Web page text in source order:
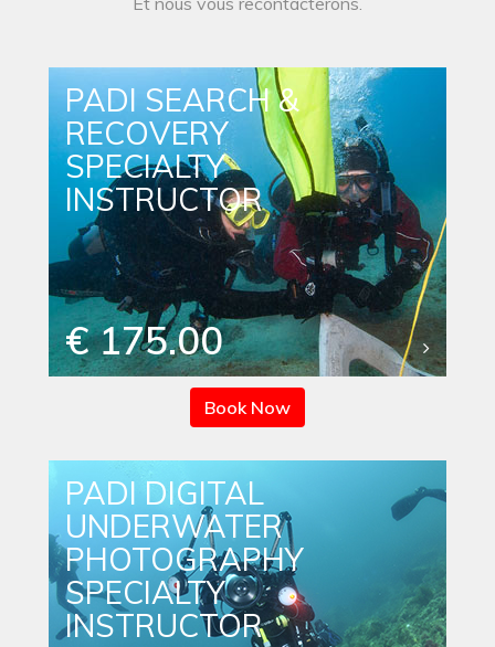
PADI SEARCH &
RECOVERY
SPECIALTY
INSTRUCTOR
€ 175.00
Book Now
PADI DIGITAL
UNDERWATER
PHOTOGRAPHY
SPECIALTY
INSTRUCTOR